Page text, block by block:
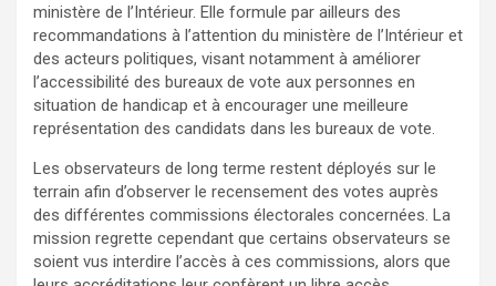
ministère de l’Intérieur. Elle formule par ailleurs des
recommandations à l’attention du ministère de l’Intérieur et
des acteurs politiques, visant notamment à améliorer
l’accessibilité des bureaux de vote aux personnes en
situation de handicap et à encourager une meilleure
représentation des candidats dans les bureaux de vote.
Les observateurs de long terme restent déployés sur le
terrain afin d’observer le recensement des votes auprès
des différentes commissions électorales concernées. La
mission regrette cependant que certains observateurs se
soient vus interdire l’accès à ces commissions, alors que